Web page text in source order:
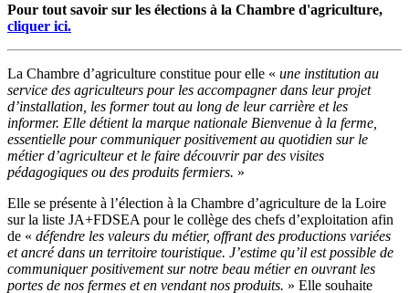
Pour tout savoir sur les élections à la Chambre d'agriculture,
cliquer ici.
La Chambre d’agriculture constitue pour elle « une institution au
service des agriculteurs pour les accompagner dans leur projet
d’installation, les former tout au long de leur carrière et les
informer. Elle détient la marque nationale Bienvenue à la ferme,
essentielle pour communiquer positivement au quotidien sur le
métier d’agriculteur et le faire découvrir par des visites
pédagogiques ou des produits fermiers. »
Elle se présente à l’élection à la Chambre d’agriculture de la Loire
sur la liste JA+FDSEA pour le collège des chefs d’exploitation afin
de « défendre les valeurs du métier, offrant des productions variées
et ancré dans un territoire touristique. J’estime qu’il est possible de
communiquer positivement sur notre beau métier en ouvrant les
portes de nos fermes et en vendant nos produits. » Elle souhaite